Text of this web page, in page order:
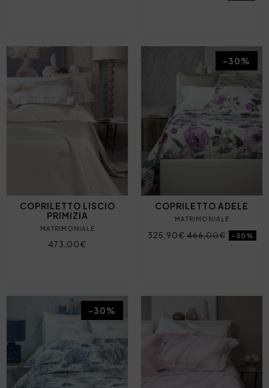
COPRILETTO LISCIO
PRIMIZIA
MATRIMONIALE
473,00€
COPRILETTO ADELE
MATRIMONIALE
325,90€466,00€ -30%
-30%
-30%